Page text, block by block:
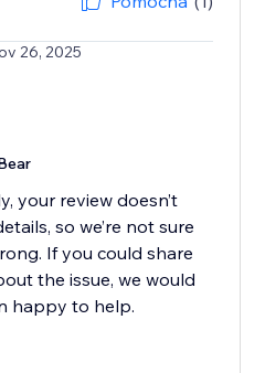
26, 2025
your review doesn’t
so we’re not sure
If you could share
the issue, we would
happy to help.